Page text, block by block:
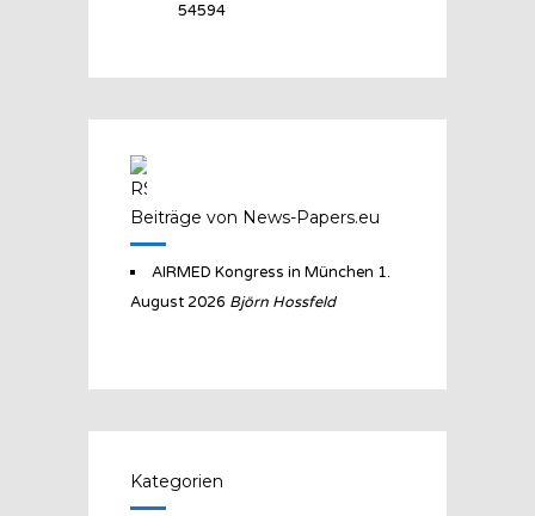
54594
Beiträge von News-Papers.eu
AIRMED Kongress in München 1.
August 2026 Björn Hossfeld
Kategorien